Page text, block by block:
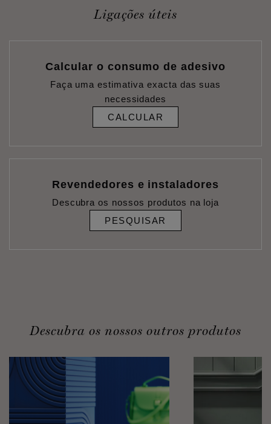
Ligações úteis
Calcular o consumo de adesivo
Faça uma estimativa exacta das suas
necessidades
CALCULAR
Revendedores e instaladores
Descubra os nossos produtos na loja
PESQUISAR
Descubra os nossos outros produtos